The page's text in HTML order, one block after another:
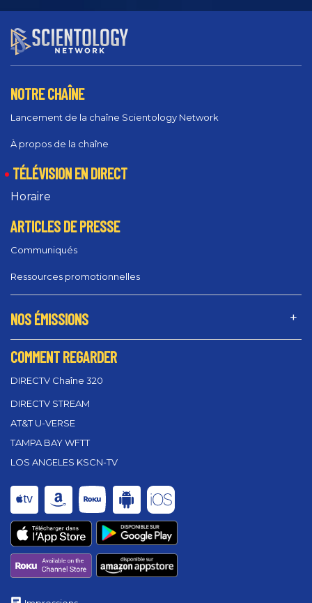
NOTRE CHAÎNE
Lancement de la chaîne Scientology Network
À propos de la chaîne
TÉLÉVISION EN DIRECT
Horaire
ARTICLES DE PRESSE
Communiqués
Ressources promotionnelles
NOS ÉMISSIONS
COMMENT REGARDER
DIRECTV Chaîne 320
DIRECTV STREAM
AT&T U-VERSE
TAMPA BAY WFTT
LOS ANGELES KSCN-TV